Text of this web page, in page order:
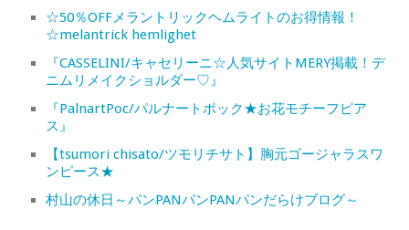
☆50％OFFメラントリックヘムライトのお得情報！
☆melantrick hemlighet
『CASSELINI/キャセリーニ☆人気サイトMERY掲載！デ
ニムリメイクショルダー♡』
『PalnartPoc/パルナートポック★お花モチーフピア
ス』
【tsumori chisato/ツモリチサト】胸元ゴージャラスワ
ンピース★
村山の休日～パンPANパンPANパンだらけブログ～